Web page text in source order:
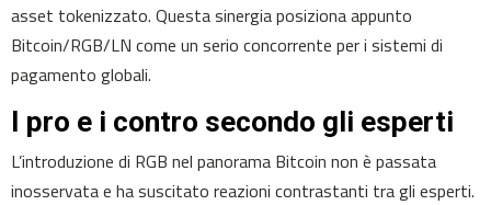
asset tokenizzato. Questa sinergia posiziona appunto
Bitcoin/RGB/LN come un serio concorrente per i sistemi di
pagamento globali.
I pro e i contro secondo gli esperti
L’introduzione di RGB nel panorama Bitcoin non è passata
inosservata e ha suscitato reazioni contrastanti tra gli esperti.